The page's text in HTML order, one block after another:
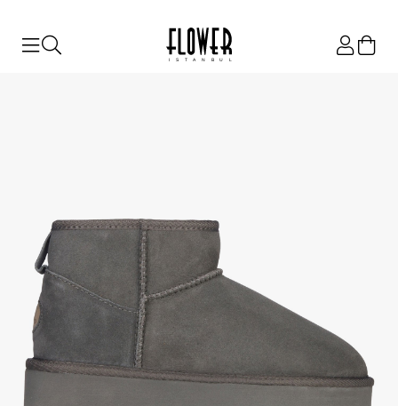
ISTANBUL